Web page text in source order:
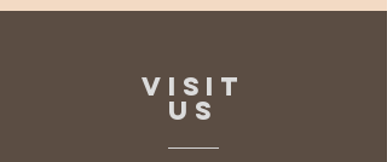
VISIT
US